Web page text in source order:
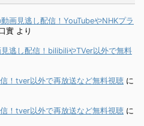
画見逃し配信！YouTubeやNHKプラ
實 より
逃し配信！bilibiliやTVer以外で無料
！tver以外で再放送など無料視聴 に
！tver以外で再放送など無料視聴 に